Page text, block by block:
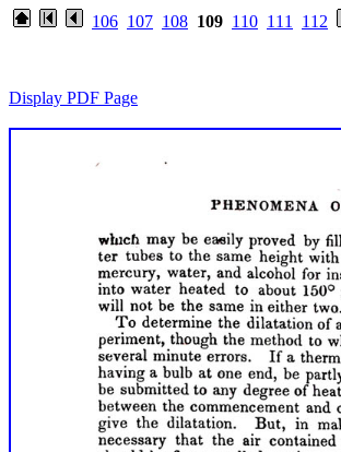
106 107 108 109 110 111 112
Display PDF Page